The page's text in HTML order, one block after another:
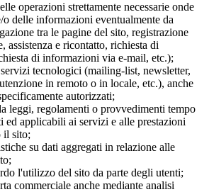
operazioni strettamente necessarie onde
delle informazioni eventualmente da
tra le pagine del sito, registrazione
assistenza e ricontatto, richiesta di
di informazioni via e-mail, etc.);
tecnologici (mailing-list, newsletter,
in remoto o in locale, etc.), anche
autorizzati;
leggi, regolamenti o provvedimenti tempo
ed applicabili ai servizi e alle prestazioni
il sito;
su dati aggregati in relazione alle
l'utilizzo del sito da parte degli utenti;
commerciale anche mediante analisi